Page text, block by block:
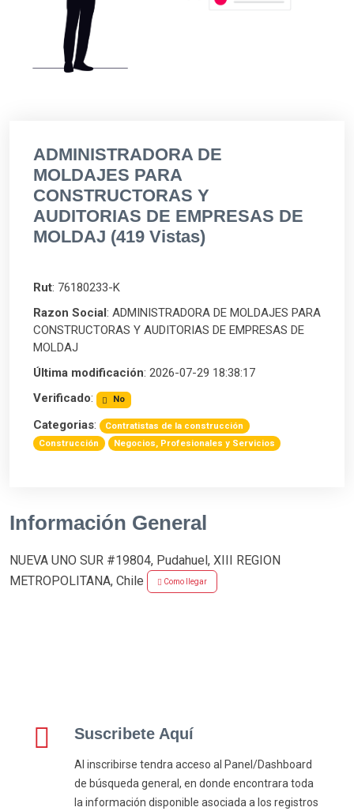
ADMINISTRADORA DE
MOLDAJES PARA
CONSTRUCTORAS Y
AUDITORIAS DE EMPRESAS DE
MOLDAJ (419 Vistas)
Rut: 76180233-K
Razon Social : ADMINISTRADORA DE MOLDAJES PARA
CONSTRUCTORAS Y AUDITORIAS DE EMPRESAS DE
MOLDAJ
Última modificación: 2026-07-29 18:38:17
Verificado: No
Categorias:
Contratistas de la construcción
Construcción
Negocios, Profesionales y Servicios
Información General
NUEVA UNO SUR #19804, Pudahuel, XIII REGION
METROPOLITANA, Chile
Como llegar
Suscribete Aquí
Al inscribirse tendra acceso al Panel/Dashboard
de búsqueda general, en donde encontrara toda
la información disponible asociada a los registros